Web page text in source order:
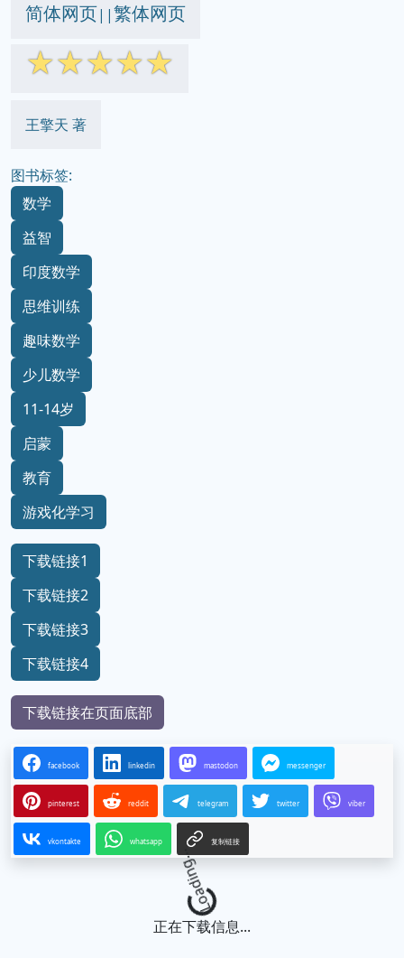
简体网页||繁体网页
☆☆☆☆☆
王擎天 著
图书标签:
数学
益智
印度数学
思维训练
趣味数学
少儿数学
11-14岁
启蒙
教育
游戏化学习
下载链接1
下载链接2
下载链接3
下载链接4
下载链接在页面底部
facebook linkedin mastodon messenger
pinterest reddit telegram twitter viber
vkontakte whatsapp 复制链接
Loading...
正在下载信息...